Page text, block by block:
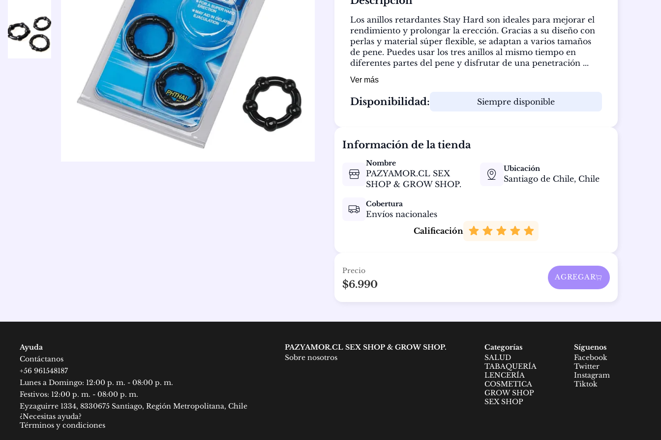
Los anillos retardantes Stay Hard son ideales para mejorar el
rendimiento y prolongar la erección. Gracias a su diseño con
perlas y material súper flexible, se adaptan a varios tamaños
de pene. Puedes usar los tres anillos al mismo tiempo en
diferentes partes del pene y disfrutar de una penetración ...
Ver más
Disponibilidad: Siempre disponible
Información de la tienda
Nombre
PAZYAMOR.CL SEX
SHOP & GROW SHOP.
Ubicación
Santiago de Chile, Chile
Cobertura
Envíos nacionales
Calificación
Precio
$6.990
AGREGAR
PAZYAMOR.CL SEX SHOP & GROW SHOP.
Sobre nosotros
Ayuda
Contáctanos
+56 961548187
Lunes a Domingo: 12:00 p. m. - 08:00 p. m.
Festivos: 12:00 p. m. - 08:00 p. m.
Eyzaguirre 1334, 8330675 Santiago, Región Metropolitana, Chile
¿Necesitas ayuda?
Términos y condiciones
Categorías
SALUD
TABAQUERÍA
LENCERÍA
COSMETICA
GROW SHOP
SEX SHOP
Síguenos
Facebook
Twitter
Instagram
Tiktok